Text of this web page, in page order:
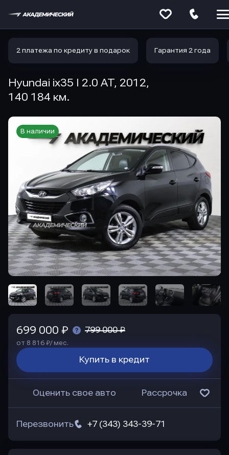
2 платежа по кредиту в подарок Гарантия 2 года
Hyundai ix35 I 2.0 AT, 2012,
140 184 км.
В наличии
699 000 ₽ 799 000 ₽
от 8 816 ₽/ мес.
Купить в кредит
Оценить свое авто Рассрочка
+7 (343) 343-39-71
Перезвонить